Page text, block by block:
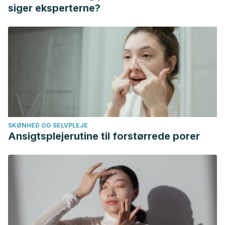
[Internet]. (S.L): Naciones Unidas; 1992 [citado 14 de abril
de 2021]
siger eksperterne?
SKØNHED OG SELVPLEJE
Ansigtsplejerutine til forstørrede porer